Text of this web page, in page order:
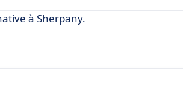
à Sherpany.